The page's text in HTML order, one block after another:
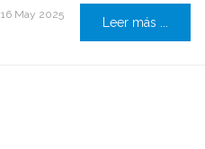
16 May 2025
Leer más ...